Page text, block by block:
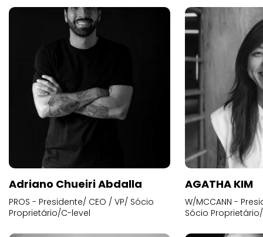
Adriano Chueiri Abdalla
PROS - Presidente/ CEO / VP/ Sócio
Proprietário/C-level
AGATHA KIM
W/MCCANN -
Sócio